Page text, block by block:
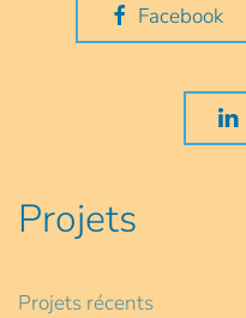
Facebook
Projets
Projets récents